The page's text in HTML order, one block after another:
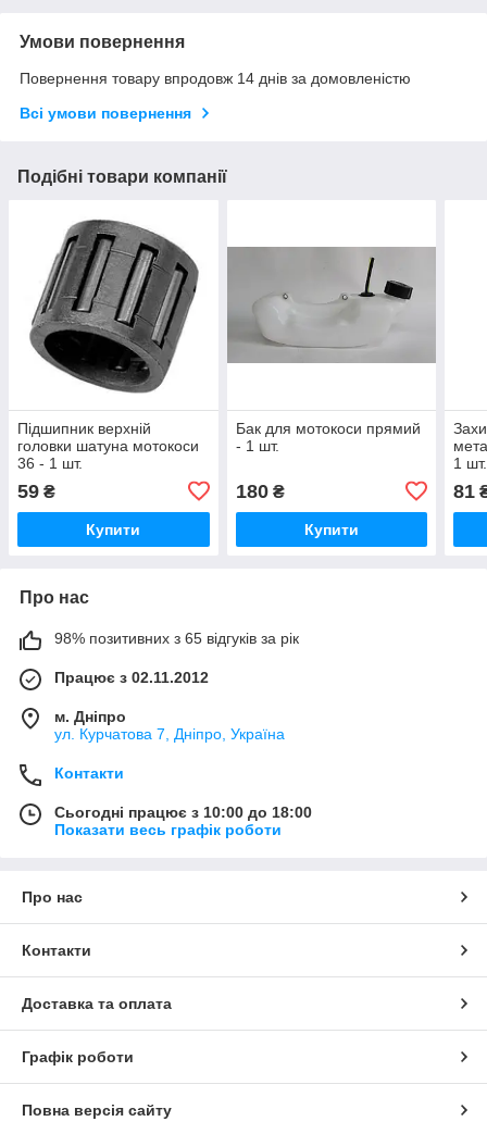
Умови повернення
Повернення товару впродовж 14 днів за домовленістю
Всі умови повернення
Подібні товари компанії
Підшипник верхній
головки шатуна мотокоси
36 - 1 шт.
59 ₴
Купити
Бак для мотокоси прямий
- 1 шт.
180₴
Купити
1 шт.
81
Про нас
98% позитивних з 65 відгуків за рік
Працює з 02.11.2012
м. Дніпро
ул. Курчатова 7, Дніпро, Україна
Контакти
Сьогодні працює з 10:00 до 18:00
Показати весь графік роботи
Про нас
Контакти
Доставка та оплата
Графік роботи
Повна версія сайту